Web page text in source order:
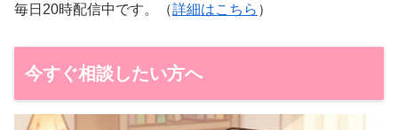
毎日20時配信中です。（詳細はこちら ）
今すぐ相談したい方へ